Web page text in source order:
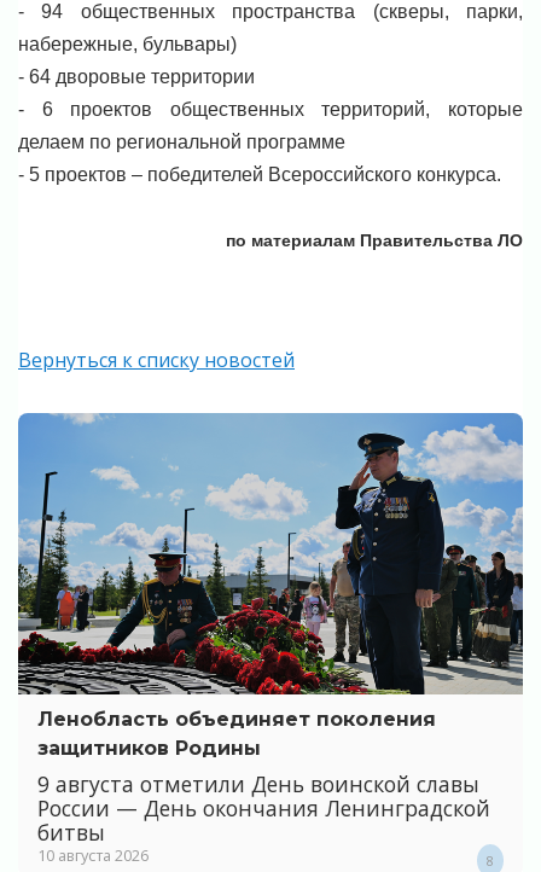
- 94 общественных пространства (скверы, парки,
набережные, бульвары)
- 64 дворовые территории
- 6 проектов общественных территорий, которые
делаем по региональной программе
- 5 проектов – победителей Всероссийского конкурса.
по материалам Правительства ЛО
Вернуться к списку новостей
Ленобласть объединяет поколения
защитников Родины
9 августа отметили День воинской славы
России — День окончания Ленинградской
битвы
10 августа 2026 8